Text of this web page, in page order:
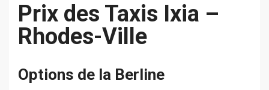
Prix des Taxis Ixia –
Rhodes-Ville
Options de la Berline